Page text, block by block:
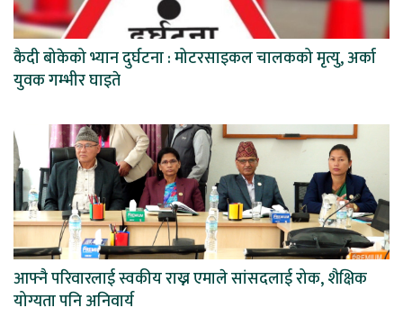
कैदी बोकेको भ्यान दुर्घटना : मोटरसाइकल चालकको मृत्यु, अर्का
युवक गम्भीर घाइते
आफ्नै परिवारलाई स्वकीय राख्न एमाले सांसदलाई रोक, शैक्षिक
योग्यता पनि अनिवार्य